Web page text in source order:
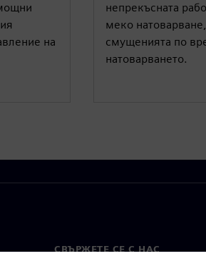
на
непрекъсната
меко
смущенията по
натоварването.
СВЪРЖЕТЕ СЕ С НАС